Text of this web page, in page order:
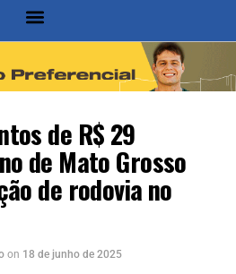
de R$ 29
de Mato Grosso
de rodovia no
on 18 de junho de 2025